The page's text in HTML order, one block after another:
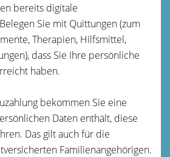
bereits digitale
Sie mit Quittungen (zum
Therapien, Hilfsmittel,
, dass Sie Ihre persönliche
haben.
bekommen Sie eine
Daten enthält, diese
Das gilt auch für die
Familienangehörigen.